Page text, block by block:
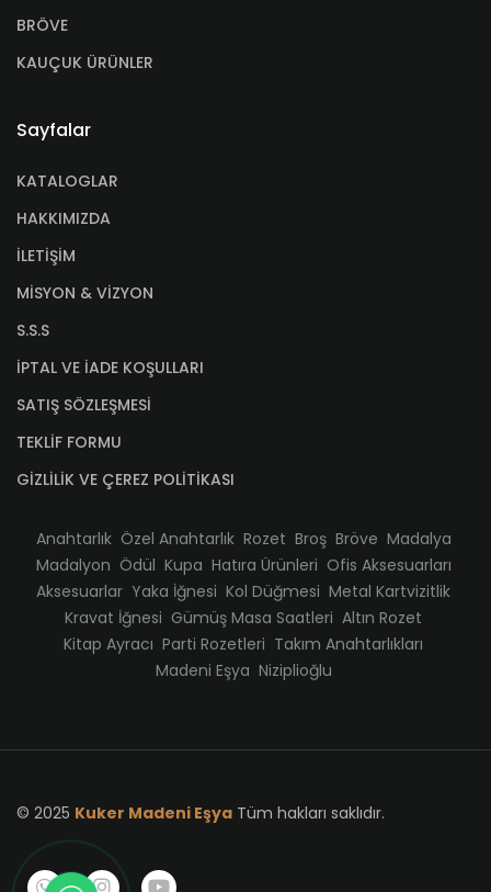
BRÖVE
KAUÇUK ÜRÜNLER
Sayfalar
KATALOGLAR
HAKKIMIZDA
İLETİŞİM
MİSYON & VİZYON
S.S.S
İPTAL VE İADE KOŞULLARI
SATIŞ SÖZLEŞMESİ
TEKLİF FORMU
GİZLİLİK VE ÇEREZ POLİTİKASI
Anahtarlık Özel Anahtarlık Rozet Broş Bröve Madalya
Madalyon Ödül Kupa Hatıra Ürünleri Ofis Aksesuarları
Aksesuarlar Yaka İğnesi Kol Düğmesi Metal Kartvizitlik
Kravat İğnesi Gümüş Masa Saatleri Altın Rozet
Kitap Ayracı Parti Rozetleri Takım Anahtarlıkları
Madeni Eşya Niziplioğlu
© 2025 Kuker Madeni Eşya Tüm hakları saklıdır.